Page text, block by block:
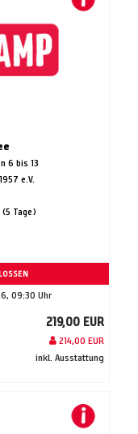
6 bis 13
e.V.
Tage)
09:30 Uhr
219,00 EUR
214,00 EUR
inkl. Ausstattung